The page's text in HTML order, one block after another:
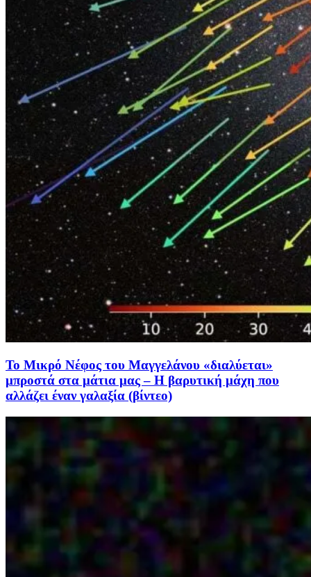
Το Μικρό Νέφος του Μαγγελάνου «διαλύεται»
μπροστά στα μάτια μας – Η βαρυτική μάχη που
αλλάζει έναν γαλαξία (βίντεο)